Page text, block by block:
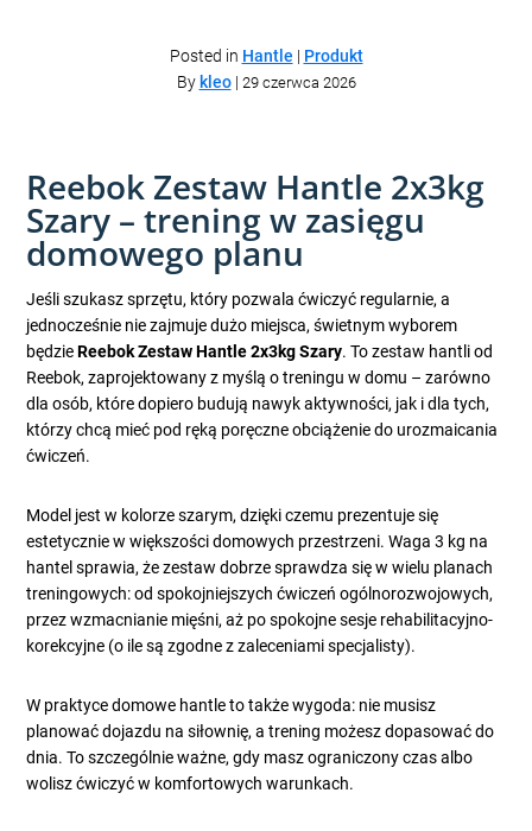
Posted in Hantle | Produkt
By kleo| 29 czerwca 2026
Reebok Zestaw Hantle 2x3kg
Szary – trening w zasięgu
domowego planu
Jeśli szukasz sprzętu, który pozwala ćwiczyć regularnie, a
jednocześnie nie zajmuje dużo miejsca, świetnym wyborem
będzieReebok Zestaw Hantle 2x3kg Szary. To zestaw hantli od
Reebok, zaprojektowany z myślą o treningu w domu – zarówno
dla osób, które dopiero budują nawyk aktywności, jak i dla tych,
którzy chcą mieć pod ręką poręczne obciążenie do urozmaicania
ćwiczeń.
Model jest w kolorze szarym, dzięki czemu prezentuje się
estetycznie w większości domowych przestrzeni. Waga 3 kg na
hantel sprawia, że zestaw dobrze sprawdza się w wielu planach
treningowych: od spokojniejszych ćwiczeń ogólnorozwojowych,
przez wzmacnianie mięśni, aż po spokojne sesje rehabilitacyjno-
korekcyjne (o ile są zgodne z zaleceniami specjalisty).
W praktyce domowe hantle to także wygoda: nie musisz
planować dojazdu na siłownię, a trening możesz dopasować do
dnia. To szczególnie ważne, gdy masz ograniczony czas albo
wolisz ćwiczyć w komfortowych warunkach.